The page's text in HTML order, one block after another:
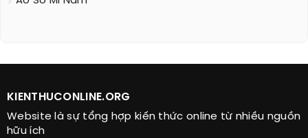
KIENTHUCONLINE.ORG
Website là sự tổng hợp kiến thức online từ nhiều nguồn
hữu ích